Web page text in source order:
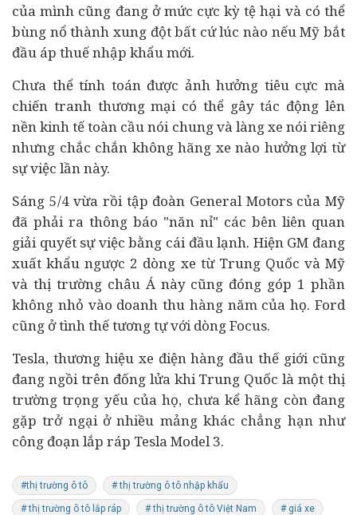
của mình cũng đang ở mức cực kỳ tệ hại và có thể
bùng nổ thành xung đột bất cứ lúc nào nếu Mỹ bắt
đầu áp thuế nhập khẩu mới.
Chưa thể tính toán được ảnh hưởng tiêu cực mà
chiến tranh thương mại có thể gây tác động lên
nềnkinh tếtoàn cầu nói chung và làng xe nói riêng
nhưng chắc chắn không hãng xe nào hưởng lợi từ
sự việc lần này.
Sáng 5/4 vừa rồi tập đoàn General Motors của Mỹ
đã phải ra thông báo "năn nỉ" các bên liên quan
giải quyết sự việc bằng cái đầu lạnh. Hiện GM đang
xuất khẩu ngược 2 dòng xe từ Trung Quốc và Mỹ
và thị trường châu Á này cũng đóng góp 1 phần
không nhỏ vào doanh thu hàng năm của họ. Ford
cũng ở tình thế tương tự với dòng Focus.
Tesla, thương hiệu xe điện hàng đầu thế giới cũng
đang ngồi trên đống lửa khi Trung Quốc là một thị
trường trọng yếu của họ, chưa kể hãng còn đang
gặp trở ngại ở nhiều mảng khác chẳng hạn như
công đoạn lắp ráp Tesla Model 3.
#thị trường ô tô # thị trường ô tô nhập khẩu
# thị trường ô tô lắp ráp # thị trường ô tô Việt Nam # giá xe